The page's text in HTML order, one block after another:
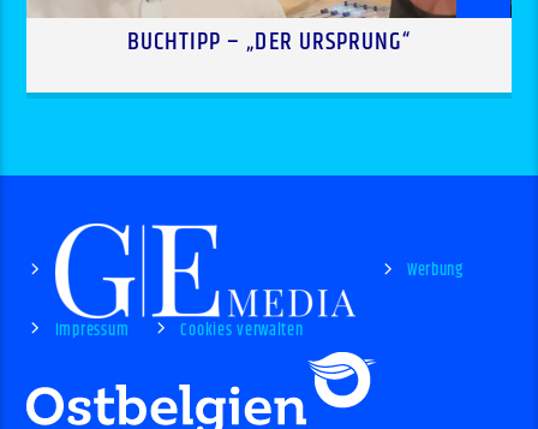
BUCHTIPP – „DER URSPRUNG“
Werbung
Impressum Cookies verwalten